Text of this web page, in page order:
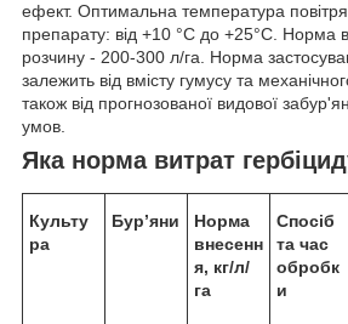
ефект. Оптимальна температура
препарату: від +10 °С до +25°С. Норма
розчину - 200-300 л/га. Норма
залежить від вмісту гумусу та
також від прогнозованої видової
умов.
Яка норма витрат
Культу
ра
Бур’яни
Норма
внесенн
я, кг/л/
га
Спосіб
та час
обробк
и